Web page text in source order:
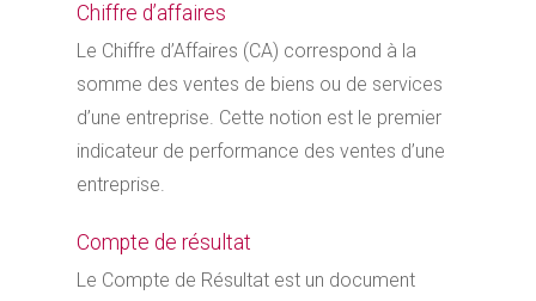
Chiffre d’affaires
Le Chiffre d’Affaires (CA) correspond à la
somme des ventes de biens ou de services
d’une entreprise. Cette notion est le premier
indicateur de performance des ventes d’une
entreprise.
Compte de résultat
Le Compte de Résultat est un document